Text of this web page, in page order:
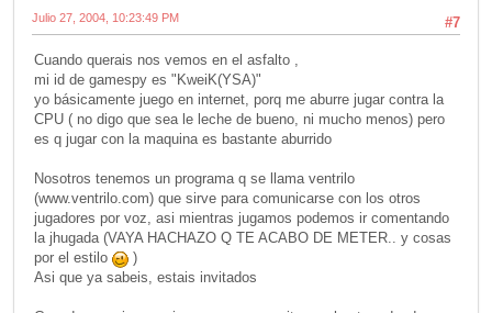
#7
Julio 27, 2004, 10:23:49 PM
Cuando querais nos vemos en el asfalto ,
mi id de gamespy es "KweiK(YSA)"
yo básicamente juego en internet, porq me aburre jugar contra la
CPU ( no digo que sea le leche de bueno, ni mucho menos) pero
es q jugar con la maquina es bastante aburrido
Nosotros tenemos un programa q se llama ventrilo
(www.ventrilo.com) que sirve para comunicarse con los otros
jugadores por voz, asi mientras jugamos podemos ir comentando
la jhugada (VAYA HACHAZO Q TE ACABO DE METER.. y cosas
por el estilo
)
Asi que ya sabeis, estais invitados